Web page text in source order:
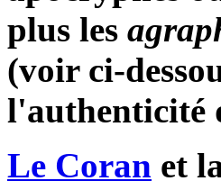
plus les
(voir ci-
l'authenticité
Le Coran et